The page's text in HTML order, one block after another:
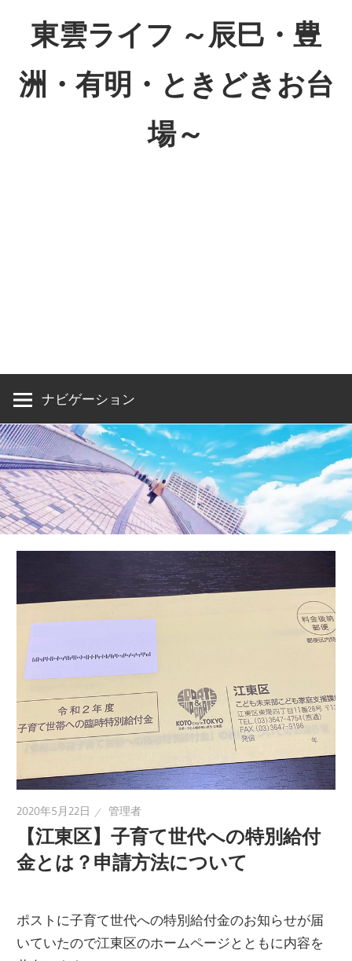
東雲ライフ ～辰巳・豊
洲・有明・ときどきお台
場～
洲・
有
と
き
ど
き
お
台
ナビゲーション
2020年5月22日 管理者
【江東区】子育て世代への特別給付
金とは？申請方法について
ポストに子育て世代への特別給付金のお知らせが届
いていたので江東区のホームページとともに内容を